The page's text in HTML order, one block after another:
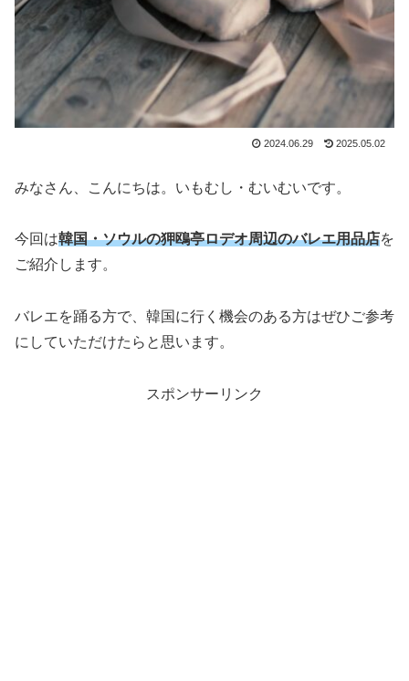
2024.06.29 2025.05.02
みなさん、こんにちは。いもむし・むいむいです。
今回は韓国・ソウルの狎鴎亭ロデオ周辺のバレエ用品店を
ご紹介します。
バレエを踊る方で、韓国に行く機会のある方はぜひご参考
にしていただけたらと思います。
スポンサーリンク